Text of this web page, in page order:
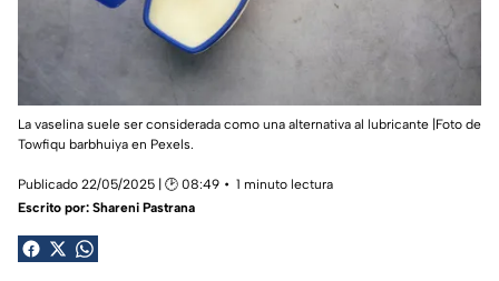
La vaselina suele ser considerada como una alternativa al lubricante |Foto de
Towfiqu barbhuiya en Pexels.
Publicado 22/05/2025 | 🕑 08:49
1 minuto lectura
Escrito por: Shareni Pastrana